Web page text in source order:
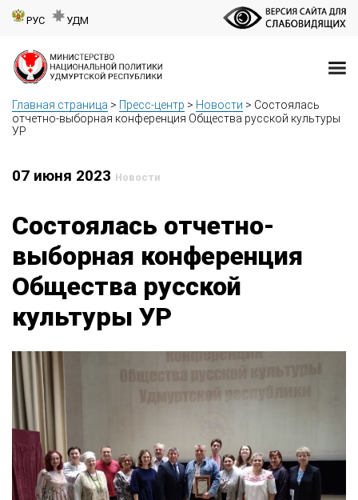
РУС УДМ
Главная страница > Пресс-центр > Новости > Состоялась
отчетно-выборная конференция Общества русской культуры
УР
07 июня 2023 Новости
Состоялась отчетно-
выборная конференция
Общества русской
культуры УР